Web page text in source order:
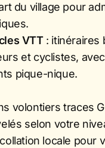
du village pour
VTT: itinéraires
et cyclistes, avec
pique-nique.
volontiers traces
selon votre
locale pour